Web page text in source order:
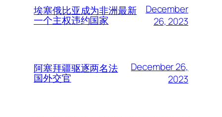
埃塞俄比亚成为非洲最新
一个主权违约国家
December
26, 2023
阿塞拜疆驱逐两名法
国外交官
December 26,
2023